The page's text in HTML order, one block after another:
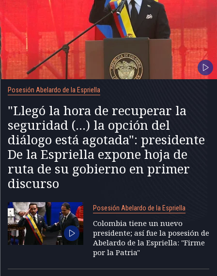
Posesión Abelardo de la Espriella
"Llegó la hora de recuperar la
seguridad (...) la opción del
diálogo está agotada": presidente
De la Espriella expone hoja de
ruta de su gobierno en primer
discurso
Posesión Abelardo de la Espriella
Colombia tiene un nuevo
presidente; así fue la posesión de
Abelardo de la Espriella: "Firme
por la Patria"